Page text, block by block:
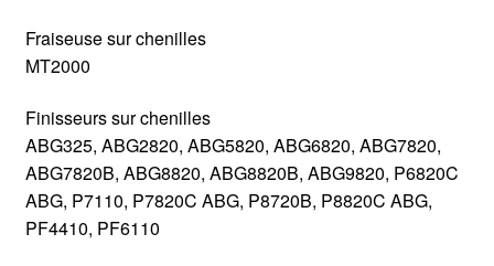
Fraiseuse sur chenilles
MT2000
Finisseurs sur chenilles
ABG325, ABG2820, ABG5820, ABG6820, ABG7820,
ABG7820B, ABG8820, ABG8820B, ABG9820, P6820C
ABG, P7110, P7820C ABG, P8720B, P8820C ABG,
PF4410, PF6110